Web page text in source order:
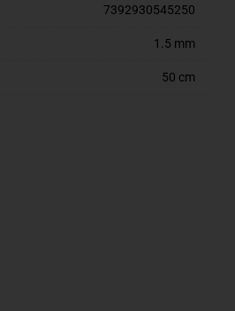
7392930545250
1.5 mm
50 cm